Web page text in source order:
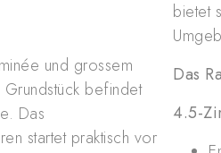
und grossem
Grundstück befindet
Das
startet praktisch vor
bietet
Das
4.5-